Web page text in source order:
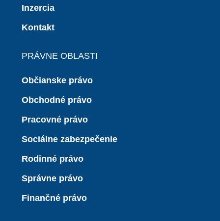
Inzercia
Kontakt
PRÁVNE OBLASTI
Občianske právo
Obchodné právo
Pracovné právo
Sociálne zabezpečenie
Rodinné právo
Správne právo
Finančné právo